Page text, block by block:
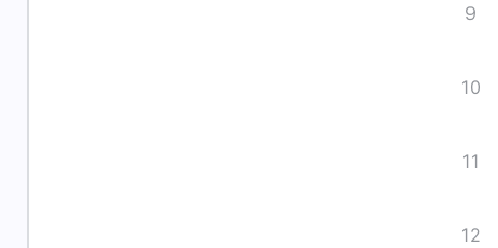
9
10
11
12